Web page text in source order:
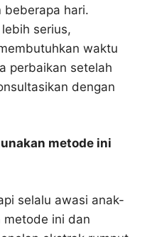
beberapa hari.
serius,
waktu
perbaikan setelah
dengan
metode ini
selalu awasi anak-
metode ini dan